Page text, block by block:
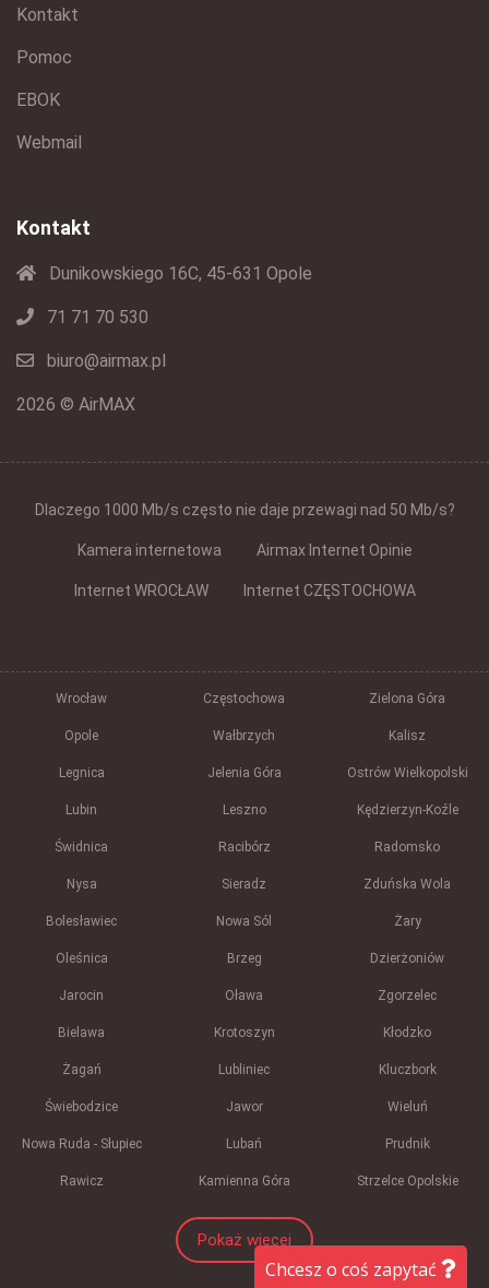
Kontakt
Pomoc
EBOK
Webmail
Kontakt
Dunikowskiego 16C, 45-631 Opole
71 71 70 530
biuro@airmax.pl
2026 © AirMAX
Dlaczego 1000 Mb/s często nie daje przewagi nad 50 Mb/s?
Kamera internetowa Airmax Internet Opinie
Internet WROCŁAW Internet CZĘSTOCHOWA
Wrocław Częstochowa Zielona Góra
Opole Wałbrzych Kalisz
Legnica Jelenia Góra Ostrów Wielkopolski
Lubin Leszno Kędzierzyn-Koźle
Świdnica Racibórz Radomsko
Nysa Sieradz Zduńska Wola
Bolesławiec Nowa Sól Żary
Oleśnica Brzeg Dzierżoniów
Jarocin Oława Zgorzelec
Bielawa Krotoszyn Kłodzko
Żagań Lubliniec Kluczbork
Świebodzice Jawor Wieluń
Nowa Ruda - Słupiec Lubań Prudnik
Rawicz Kamienna Góra Strzelce Opolskie
Pokaż więcej
Chcesz o coś zapytać